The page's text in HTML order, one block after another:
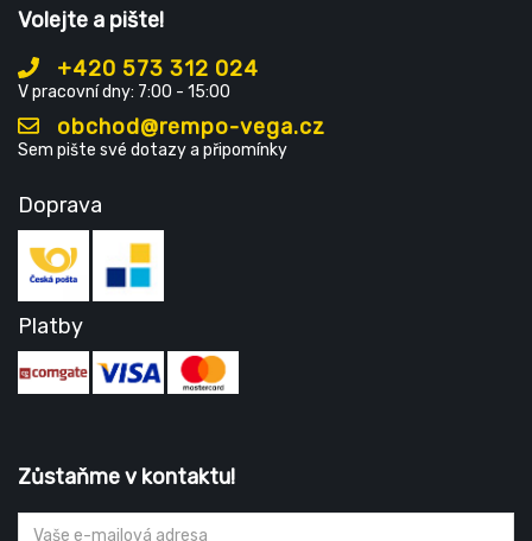
Volejte a pište!
+420 573 312 024
V pracovní dny: 7:00 - 15:00
obchod@rempo-vega.cz
Sem pište své dotazy a připomínky
Doprava
Platby
Zůstaňme v kontaktu!